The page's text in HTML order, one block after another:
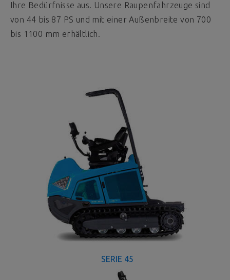
Ihre Bedürfnisse aus. Unsere Raupenfahrzeuge sind
von 44 bis 87 PS und mit einer Außenbreite von 700
bis 1100 mm erhältlich.
SERIE 45